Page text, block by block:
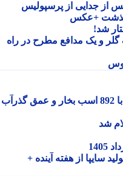
جدایی از پرسپولیس
+عکس
شد!
یک مدافع مطرح در راه
چری جتور F700 پلاگین هیبریدی را با 892 اسب بخار و عمق گذرآب
از هفته آینده +